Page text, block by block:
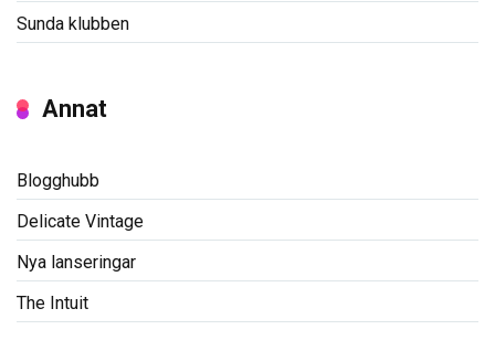
Sunda klubben
Annat
Blogghubb
Delicate Vintage
Nya lanseringar
The Intuit